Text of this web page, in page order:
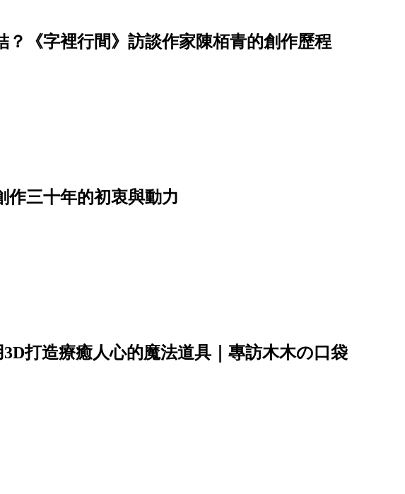
？《字裡行間》訪談作家陳栢青的創作歷程
作三十年的初衷與動力
打造療癒人心的魔法道具｜專訪木木の口袋